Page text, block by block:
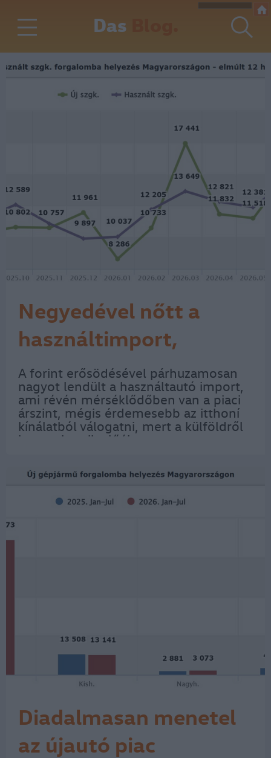
Das
Negyedével nőtt a
használtimport,
csökkenőben az itthoni
kínálati árak
A forint erősödésével párhuzamosan
nagyot lendült a használtautó import,
ami révén mérséklődőben van a piaci
árszint, mégis érdemesebb az itthoní
kínálatból válogatni, mert a külföldről
hozott kocsik előélete nem
keresztül. Július végéig…
Diadalmasan menetel
az újautó piac